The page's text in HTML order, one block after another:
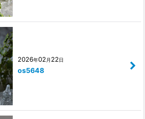
2026年02 月 22日
os5648